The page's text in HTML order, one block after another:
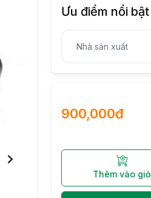
Ưu điểm nổi bật
Nhà sản xuất
900,000đ
Thêm vào giỏ